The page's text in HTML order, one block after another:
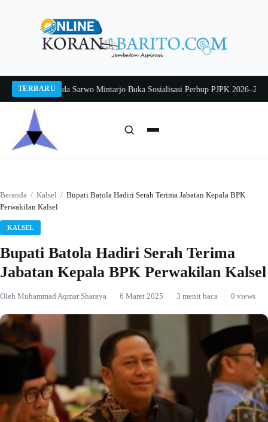
TERBARU
2026Pj Sekda Sarwo Mintarjo Buka Sosialisasi Perbup PJPK 2026–2030
Beranda / Kalsel / Bupati Batola Hadiri Serah Terima Jabatan Kepala BPK
Perwakilan Kalsel
KALSEL
Bupati Batola Hadiri Serah Terima
Jabatan Kepala BPK Perwakilan Kalsel
Oleh Muhammad Aqmar Sharaya · 6 Maret 2025 · 3 menit baca · 0 views